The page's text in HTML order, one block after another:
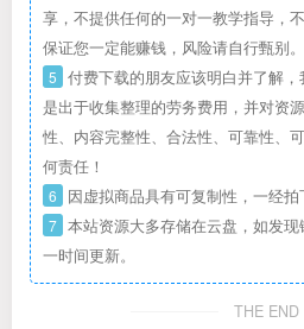
享，不提供任何的一对一教学指导，
保证您一定能赚钱，风险请自行甄别。
5 付费下载的朋友应该明白并了解
是出于收集整理的劳务费用，并对资
性、内容完整性、合法性、可靠性、
何责任！
6 因虚拟商品具有可复制性，一经拍
7 本站资源大多存储在云盘，如发
一时间更新。
THE END